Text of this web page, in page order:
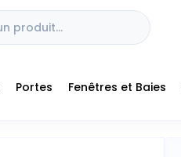
Portes Fenêtres et Baies